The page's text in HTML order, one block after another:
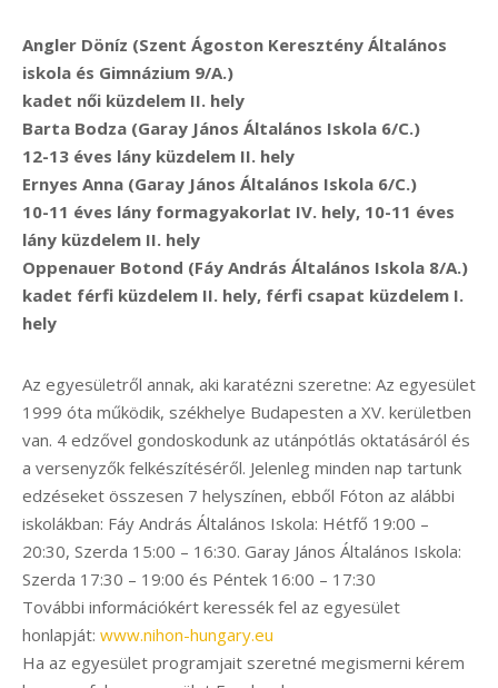
Angler Döníz (Szent Ágoston Keresztény Általános
iskola és Gimnázium 9/A.)
kadet női küzdelem II. hely
Barta Bodza (Garay János Általános Iskola 6/C.)
12-13 éves lány küzdelem II. hely
Ernyes Anna (Garay János Általános Iskola 6/C.)
10-11 éves lány formagyakorlat IV. hely, 10-11 éves
lány küzdelem II. hely
Oppenauer Botond (Fáy András Általános Iskola 8/A.)
kadet férfi küzdelem II. hely, férfi csapat küzdelem I.
hely
Az egyesületről annak, aki karatézni szeretne: Az egyesület
1999 óta működik, székhelye Budapesten a XV. kerületben
van. 4 edzővel gondoskodunk az utánpótlás oktatásáról és
a versenyzők felkészítéséről. Jelenleg minden nap tartunk
edzéseket összesen 7 helyszínen, ebből Fóton az alábbi
iskolákban: Fáy András Általános Iskola: Hétfő 19:00 –
20:30, Szerda 15:00 – 16:30. Garay János Általános Iskola:
Szerda 17:30 – 19:00 és Péntek 16:00 – 17:30
További információkért keressék fel az egyesület
honlapját: www.nihon-hungary.eu
Ha az egyesület programjait szeretné megismerni kérem